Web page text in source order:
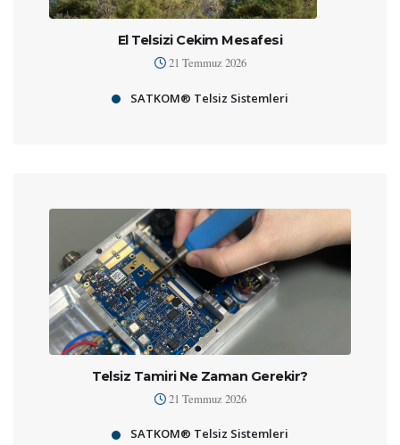
El Telsizi Cekim Mesafesi
21 Temmuz 2026
SATKOM® Telsiz Sistemleri
Telsiz Tamiri Ne Zaman Gerekir?
21 Temmuz 2026
SATKOM® Telsiz Sistemleri